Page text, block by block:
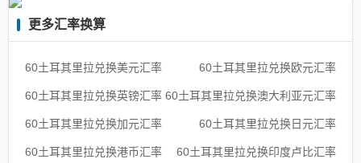
更多汇率换算
60土耳其里拉兑换美元汇率 60土耳其里拉兑换欧元汇率
60土耳其里拉兑换英镑汇率 60土耳其里拉兑换澳大利亚元汇率
60土耳其里拉兑换加元汇率 60土耳其里拉兑换日元汇率
60土耳其里拉兑换港币汇率 60土耳其里拉兑换印度卢比汇率